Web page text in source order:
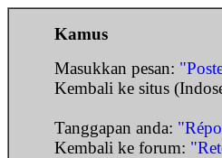
Kamus
Masukkan pesan:
Kembali ke situs
Tanggapan anda:
Kembali ke forum: